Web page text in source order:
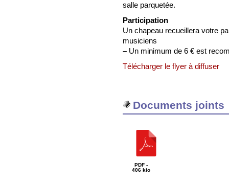
salle parquetée.
Participation
Un chapeau recueillera votre
musiciens
– Un minimum de 6 € est
Télécharger le flyer à diffuser
Documents joints
PDF -
406 kio